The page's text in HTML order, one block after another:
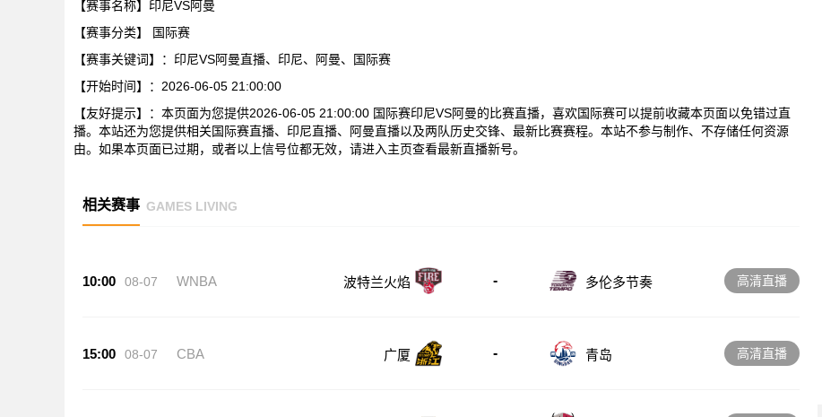
【赛事名称】印尼VS阿曼
【赛事分类】
国际赛
【赛事关键词】：印尼VS阿曼直播、印尼、阿曼、国际赛
【开始时间】：2026-06-05 21:00:00
【友好提示】：本页面为您提供2026-06-05 21:00:00 国际赛印尼VS阿曼的比赛直播，喜欢国际赛可以提前收藏本页面以免错过直
播。本站还为您提供相关国际赛直播、印尼直播、阿曼直播以及两队历史交锋、最新比赛赛程。本站不参与制作、不存储任何资源
由。如果本页面已过期，或者以上信号位都无效，请进入主页查看最新直播新号。
相关赛事 GAMES LIVING
10:00 08-07 WNBA 波特兰火焰 - 多伦多节奏 高清直播
15:00 08-07 CBA 广厦 - 青岛 高清直播